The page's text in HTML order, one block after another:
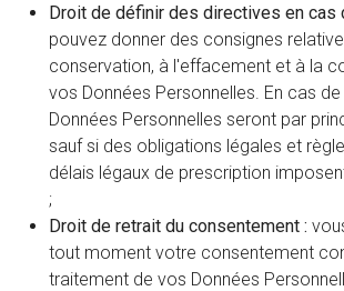
Droit de définir des directives en cas
pouvez donner des consignes
conservation, à l'effacement et à la
vos Données Personnelles. En cas
Données Personnelles seront par
sauf si des obligations légales et
délais légaux de prescription
;
Droit de retrait du consentement :
tout moment votre consentement
traitement de vos Données